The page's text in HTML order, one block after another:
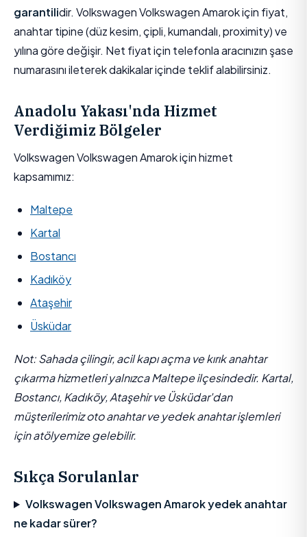
garantilidir. Volkswagen Volkswagen Amarok için fiyat,
anahtar tipine (düz kesim, çipli, kumandalı, proximity) ve
yılına göre değişir. Net fiyat için telefonla aracınızın şase
numarasını ileterek dakikalar içinde teklif alabilirsiniz.
Anadolu Yakası'nda Hizmet
Verdiğimiz Bölgeler
Volkswagen Volkswagen Amarok için hizmet
kapsamımız:
Maltepe
Kartal
Bostancı
Kadıköy
Ataşehir
Üsküdar
Not: Sahada çilingir, acil kapı açma ve kırık anahtar
çıkarma hizmetleri yalnızca Maltepe ilçesindedir. Kartal,
Bostancı, Kadıköy, Ataşehir ve Üsküdar'dan
müşterilerimiz oto anahtar ve yedek anahtar işlemleri
için atölyemize gelebilir.
Sıkça Sorulanlar
Volkswagen Volkswagen Amarok yedek anahtar
ne kadar sürer?